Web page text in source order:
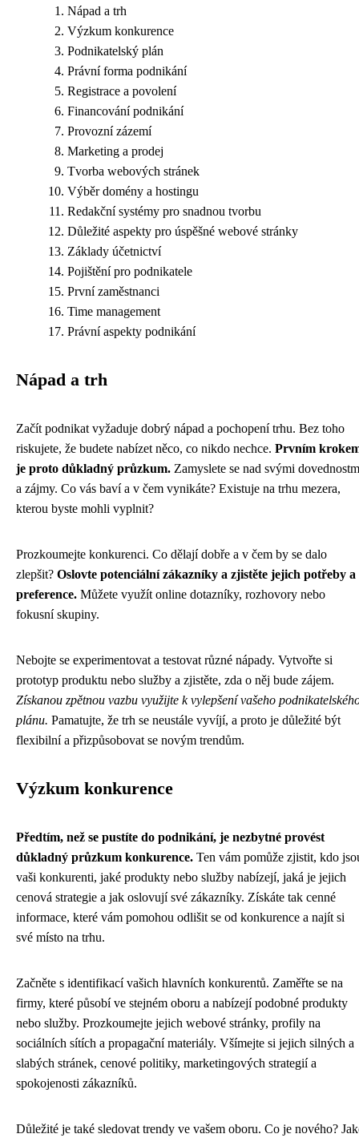
Nápad a trh
Výzkum konkurence
Podnikatelský plán
Právní forma podnikání
Registrace a povolení
Financování podnikání
Provozní zázemí
Marketing a prodej
Tvorba webových stránek
Výběr domény a hostingu
Redakční systémy pro snadnou tvorbu
Důležité aspekty pro úspěšné webové stránky
Základy účetnictví
Pojištění pro podnikatele
První zaměstnanci
Time management
Právní aspekty podnikání
Nápad a trh
Začít podnikat vyžaduje dobrý nápad a pochopení trhu. Bez toho
riskujete, že budete nabízet něco, co nikdo nechce. Prvním
je proto důkladný průzkum. Zamyslete se nad svými
a zájmy. Co vás baví a v čem vynikáte? Existuje na trhu mezera,
kterou byste mohli vyplnit?
Prozkoumejte konkurenci. Co dělají dobře a v čem by se dalo
zlepšit? Oslovte potenciální zákazníky a zjistěte jejich potřeby a
preference. Můžete využít online dotazníky, rozhovory nebo
fokusní skupiny.
Nebojte se experimentovat a testovat různé nápady. Vytvořte si
prototyp produktu nebo služby a zjistěte, zda o něj bude zájem.
Získanou zpětnou vazbu využijte k vylepšení vašeho
plánu. Pamatujte, že trh se neustále vyvíjí, a proto je důležité být
flexibilní a přizpůsobovat se novým trendům.
Výzkum konkurence
Předtím, než se pustíte do podnikání, je nezbytné provést
důkladný průzkum konkurence. Ten vám pomůže zjistit, kdo
vaši konkurenti, jaké produkty nebo služby nabízejí, jaká je jejich
cenová strategie a jak oslovují své zákazníky. Získáte tak cenné
informace, které vám pomohou odlišit se od konkurence a najít si
své místo na trhu.
Začněte s identifikací vašich hlavních konkurentů. Zaměřte se na
firmy, které působí ve stejném oboru a nabízejí podobné produkty
nebo služby. Prozkoumejte jejich webové stránky, profily na
sociálních sítích a propagační materiály. Všímejte si jejich silných a
slabých stránek, cenové politiky, marketingových strategií a
spokojenosti zákazníků.
Důležité je také sledovat trendy ve vašem oboru. Co je nového?